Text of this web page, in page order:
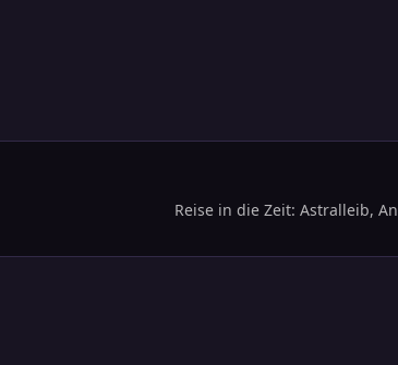
Reise in die Zeit: Astralleib,